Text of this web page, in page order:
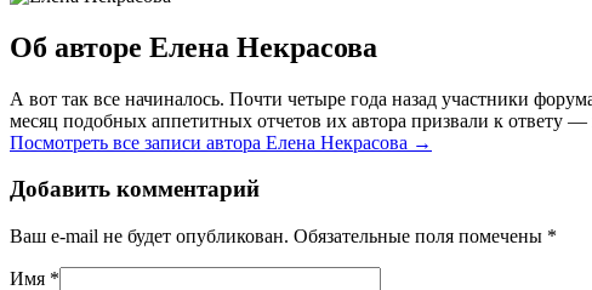
Об авторе Елена Некрасова
А вот так все начиналось. Почти четыре года назад участники
месяц подобных аппетитных отчетов их автора призвали к ответу
Посмотреть все записи автора Елена Некрасова →
Добавить комментарий
Ваш e-mail не будет опубликован. Обязательные поля помечены *
Имя *